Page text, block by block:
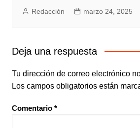
Redacción marzo 24, 2025
Deja una respuesta
Tu dirección de correo electrónico
Los campos obligatorios están
Comentario *